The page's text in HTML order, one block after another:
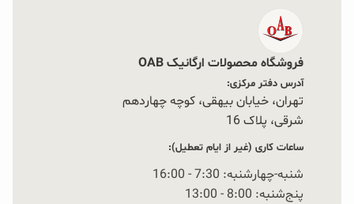
فروشگاه محصولات ارگانیک OAB
آدرس دفتر مرکزی:
تهران، خیابان بیهقی، کوچه چهاردهم
شرقی، پلاک 16‭
ساعات کاری (غیر از ایام تعطیل):
شنبه-چهارشنبه: 7:30 - 16:00
پنج‌شنبه: 8:00 - 13:00